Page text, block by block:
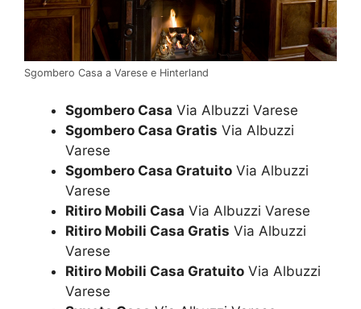
Sgombero Casa a Varese e Hinterland
Sgombero Casa Via Albuzzi Varese
Sgombero Casa Gratis Via Albuzzi
Varese
Sgombero Casa Gratuito Via Albuzzi
Varese
Ritiro Mobili Casa Via Albuzzi Varese
Ritiro Mobili Casa Gratis Via Albuzzi
Varese
Ritiro Mobili Casa Gratuito Via Albuzzi
Varese